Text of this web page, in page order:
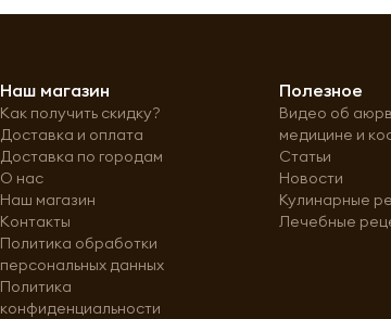
Наш магазин
Как получить скидку?
Доставка и оплата
Доставка по городам
О нас
Наш магазин
Контакты
Политика обработки
персональных данных
Политика
конфиденциальности
Полезное
Видео об
медицине и
Статьи
Новости
Кулинарные
Лечебные